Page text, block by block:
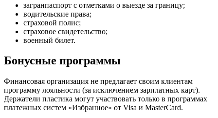
загранпаспорт с отметками о выезде за границу;
водительские права;
страховой полис;
страховое свидетельство;
военный билет.
Бонусные программы
Финансовая организация не предлагает своим клиентам
программу лояльности (за исключением зарплатных карт).
Держатели пластика могут участвовать только в программах
платежных систем «Избранное» от Visa и MasterCard.